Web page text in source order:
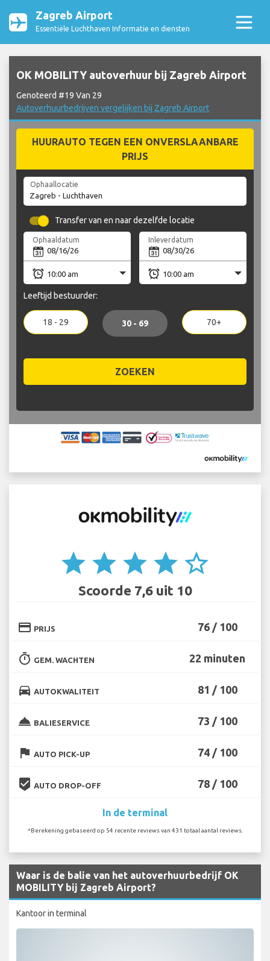
Zagreb Airport
Essentiële Luchthaven Informatie en diensten
OK MOBILITY autoverhuur bij Zagreb Airport
Genoteerd #19 Van 29
Autoverhuurbedrijven vergelijken bij Zagreb Airport
HUURAUTO TEGEN EEN ONVERSLAANBARE
PRIJS
Ophaallocatie
Transfer van en naar dezelfde locatie
Ophaaldatum Inleverdatum
Leeftijd bestuurder:
18 - 29 30 - 69 70+
ZOEKEN
star star star star star_border
Scoorde 7,6 uit 10
credit_card PRIJS 76 / 100
timer GEM. WACHTEN 22 minuten
directions_car AUTOKWALITEIT 81 / 100
room_service BALIESERVICE 73 / 100
flag AUTO PICK-UP 74 / 100
beenhere AUTO DROP-OFF 78 / 100
In de terminal
*Berekening gebaseerd op 54 recente reviews van 431 totaal aantal reviews.
Waar is de balie van het autoverhuurbedrijf OK
MOBILITY bij Zagreb Airport?
Kantoor in terminal